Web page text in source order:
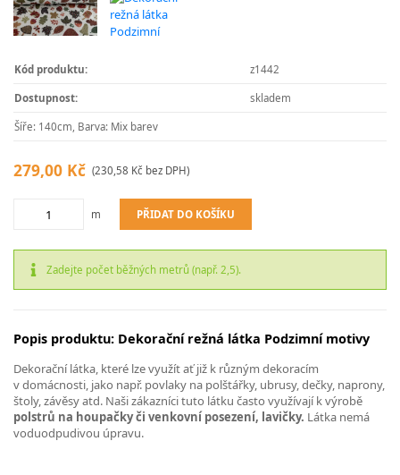
Kód produktu: z1442
Dostupnost: skladem
Šíře: 140cm, Barva: Mix barev
279,00 Kč (230,58 Kč bez DPH)
m PŘIDAT DO KOŠÍKU
Zadejte počet běžných metrů (např. 2,5).
Popis produktu: Dekorační režná látka Podzimní motivy
Dekorační látka, které lze využít ať již k různým dekoracím
v domácnosti, jako např. povlaky na polštářky, ubrusy, dečky, naprony,
štoly, závěsy atd. Naši zákazníci tuto látku často využívají k výrobě
polstrů na houpačky či venkovní posezení, lavičky. Látka nemá
voduodpudivou úpravu.